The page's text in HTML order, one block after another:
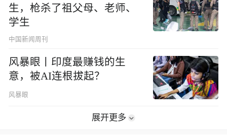
生，枪杀了祖父母、老师、
学生
中国新闻周刊
风暴眼丨印度最赚钱的生
意，被AI连根拔起？
风暴眼
展开更多